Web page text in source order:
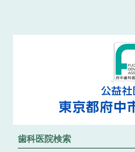
歯科医院検索